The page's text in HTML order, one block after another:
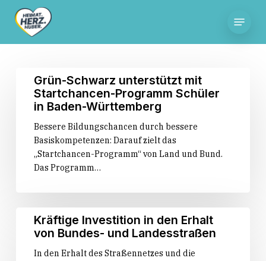
content
Grün-
Schwarz
unterstützt
Startchancen-
Programm
Schüler
Grün-Schwarz unterstützt mit
Startchancen-Programm Schüler
in Baden-Württemberg
Bessere Bildungschancen durch bessere
Basiskompetenzen: Darauf zielt das
„Startchancen-Programm“ von Land und Bund.
Das Programm…
Kräftige
Investition
Kräftige Investition in den Erhalt
von Bundes- und Landesstraßen
In den Erhalt des Straßennetzes und die